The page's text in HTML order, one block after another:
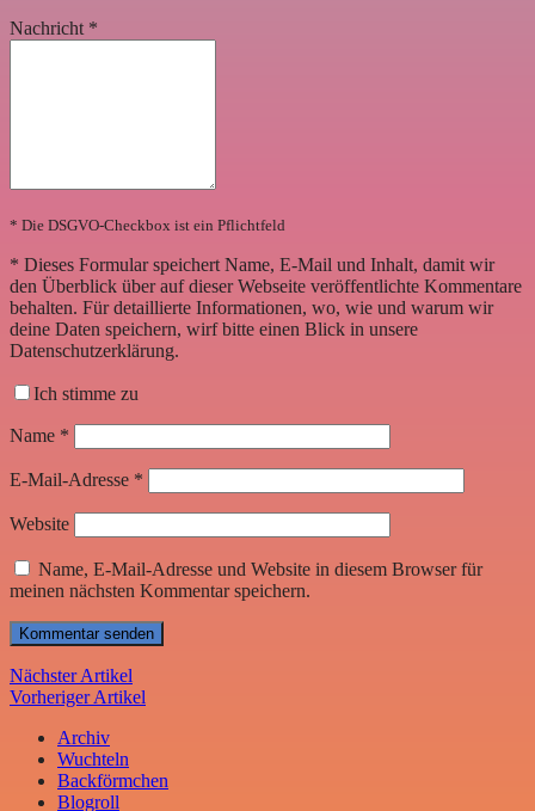
Nachricht *
* Die DSGVO-Checkbox ist ein Pflichtfeld
* Dieses Formular speichert Name, E-Mail und Inhalt, damit wir
den Überblick über auf dieser Webseite veröffentlichte Kommentare
behalten. Für detaillierte Informationen, wo, wie und warum wir
deine Daten speichern, wirf bitte einen Blick in unsere
Datenschutzerklärung.
Ich stimme zu
Name *
E-Mail-Adresse *
Website
Name, E-Mail-Adresse und Website in diesem Browser für
meinen nächsten Kommentar speichern.
Nächster Artikel
Vorheriger Artikel
Archiv
Wuchteln
Backförmchen
Blogroll